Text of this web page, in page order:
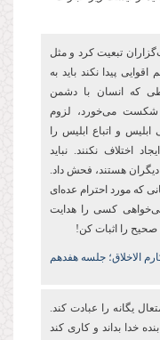
تبعیت کرد و مثل
پیدا نکند باید به
که انسان با دشمن
شکست می‌خورد، لزوم
و اتباع ابلیس را
اختلاف نکنند. نباید
هستند، فحش داد.
که مورد احترام عده‌ای
کسی را هدایت
صحیح را اثبات کن!
الاخلاق؛ جلسه هفدهم
یگانه را عبادت کند.
خدا بداند و کاری کند